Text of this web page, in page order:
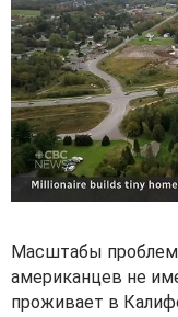
Масштабы
американцев не
проживает в